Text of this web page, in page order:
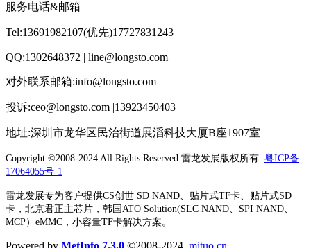
服务电话&邮箱
Tel:13691982107(优先)17727831243
QQ:1302648372 | line@longsto.com
对外联系邮箱:info@longsto.com
投诉:ceo@longsto.com |13923450403
地址:深圳市龙华区民治街道展滔科技大厦B座1907室
Copyright ©2008-2024 All Rights Reserved 雷龙发展版权所有 粤ICP备
17064055号-1
雷龙发展专为客户提供CS创世 SD NAND、贴片式TF卡、贴片式SD
卡，北京君正主芯片，韩国ATO Solution(SLC NAND、SPI NAND、
MCP）eMMC，小容量TF卡解决方案。